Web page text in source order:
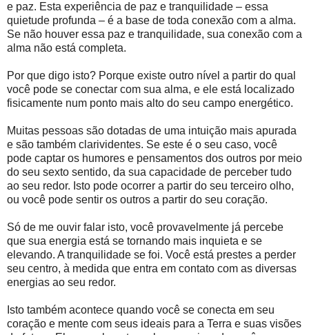
e paz. Esta experiência de paz e tranquilidade – essa
quietude profunda – é a base de toda conexão com a alma.
Se não houver essa paz e tranquilidade, sua conexão com a
alma não está completa.
Por que digo isto? Porque existe outro nível a partir do qual
você pode se conectar com sua alma, e ele está localizado
fisicamente num ponto mais alto do seu campo energético.
Muitas pessoas são dotadas de uma intuição mais apurada
e são também clarividentes. Se este é o seu caso, você
pode captar os humores e pensamentos dos outros por meio
do seu sexto sentido, da sua capacidade de perceber tudo
ao seu redor. Isto pode ocorrer a partir do seu terceiro olho,
ou você pode sentir os outros a partir do seu coração.
Só de me ouvir falar isto, você provavelmente já percebe
que sua energia está se tornando mais inquieta e se
elevando. A tranquilidade se foi. Você está prestes a perder
seu centro, à medida que entra em contato com as diversas
energias ao seu redor.
Isto também acontece quando você se conecta em seu
coração e mente com seus ideais para a Terra e suas visões